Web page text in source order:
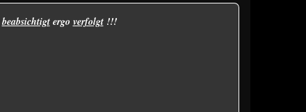
beabsichtigtergo verfolgt!!!